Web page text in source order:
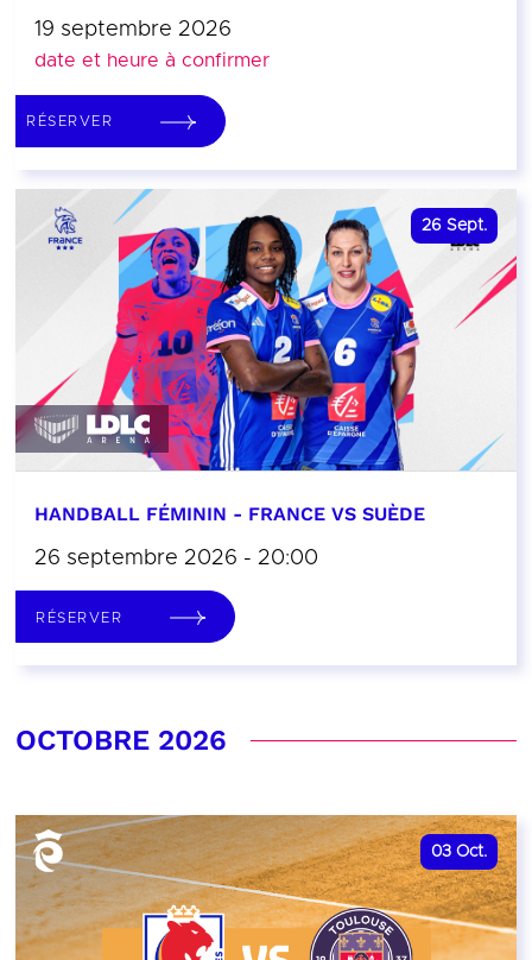
19 septembre 2026
date et heure à confirmer
RÉSERVER
26 Sept.
HANDBALL FÉMININ - FRANCE VS SUÈDE
26 septembre 2026 - 20:00
RÉSERVER
OCTOBRE 2026
03 Oct.